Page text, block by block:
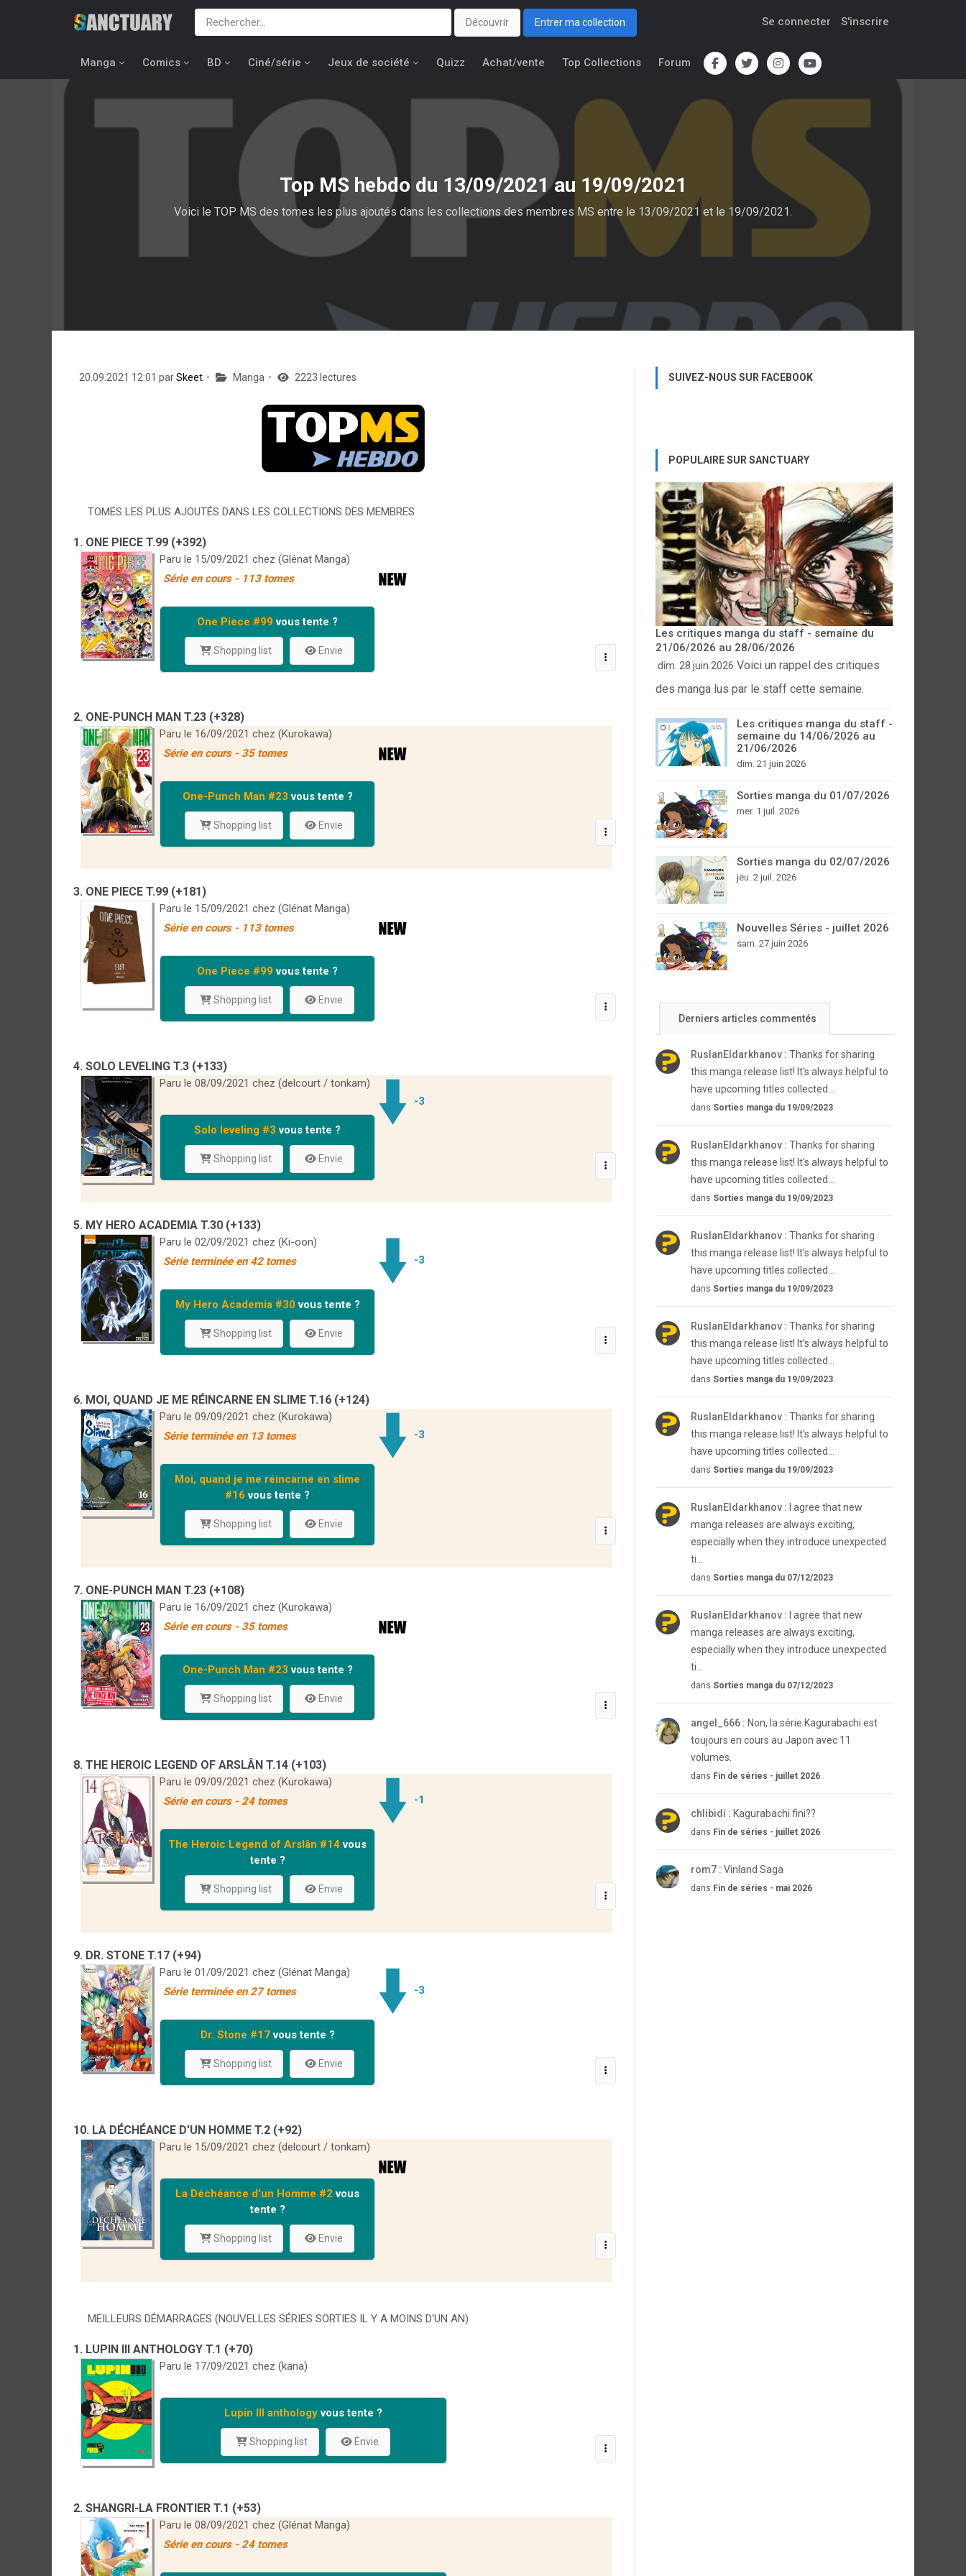
Découvrir Entrer ma collection Se connecter S'inscrire
Manga Comics BD Ciné/série Jeux de société Quizz Achat/vente Top Collections Forum
Top MS hebdo du 13/09/2021 au 19/09/2021
Voici le TOP MS des tomes les plus ajoutés dans les collections des membres MS entre le 13/09/2021 et le 19/09/2021.
20.09.2021 12:01 parSkeet Manga 2223 lectures
TOMES LES PLUS AJOUTÉS DANS LES COLLECTIONS DES MEMBRES
1. ONE PIECE T.99 (+392)
Paru le 15/09/2021 chez (Glénat Manga)
Série en cours - 113 tomes
One Piece #99vous tente ?
Shopping list Envie
2. ONE-PUNCH MAN T.23 (+328)
Paru le 16/09/2021 chez (Kurokawa)
Série en cours - 35 tomes
One-Punch Man #23 vous tente ?
Shopping list Envie
3. ONE PIECE T.99 (+181)
Paru le 15/09/2021 chez (Glénat Manga)
Série en cours - 113 tomes
One Piece #99vous tente ?
Shopping list Envie
4. SOLO LEVELING T.3 (+133)
Paru le 08/09/2021 chez (delcourt / tonkam)
Solo leveling #3 vous tente ?
Shopping list Envie
-3
5. MY HERO ACADEMIA T.30 (+133)
Paru le 02/09/2021 chez (Ki-oon)
Série terminée en 42 tomes
My Hero Academia #30vous tente ?
Shopping list Envie
-3
6. MOI, QUAND JE ME RÉINCARNE EN SLIME T.16 (+124)
Paru le 09/09/2021 chez (Kurokawa)
Série terminée en 13 tomes
Moi, quand je me réincarne en slime
#16 vous tente ?
Shopping list Envie
-3
7. ONE-PUNCH MAN T.23 (+108)
Paru le 16/09/2021 chez (Kurokawa)
Série en cours - 35 tomes
One-Punch Man #23 vous tente ?
Shopping list Envie
8. THE HEROIC LEGEND OF ARSLÂN T.14 (+103)
Paru le 09/09/2021 chez (Kurokawa)
Série en cours - 24 tomes
The Heroic Legend of Arslân #14vous
tente ?
Shopping list Envie
-1
9. DR. STONE T.17 (+94)
Paru le 01/09/2021 chez (Glénat Manga)
Série terminée en 27 tomes
Dr. Stone #17vous tente ?
Shopping list Envie
-3
10. LA DÉCHÉANCE D'UN HOMME T.2 (+92)
Paru le 15/09/2021 chez (delcourt / tonkam)
La Déchéance d'un Homme #2 vous
tente ?
Shopping list Envie
MEILLEURS DÉMARRAGES (NOUVELLES SÉRIES SORTIES IL Y A MOINS D'UN AN)
1. LUPIN III ANTHOLOGY T.1 (+70)
Paru le 17/09/2021 chez (kana)
Lupin III anthologyvous tente ?
Shopping list Envie
2. SHANGRI-LA FRONTIER T.1 (+53)
Paru le 08/09/2021 chez (Glénat Manga)
Série en cours - 24 tomes
SUIVEZ-NOUS SUR FACEBOOK
POPULAIRE SUR SANCTUARY
Les critiques manga du staff - semaine du
21/06/2026 au 28/06/2026
dim. 28 juin 2026 Voici un rappel des critiques
des manga lus par le staff cette semaine.
Les critiques manga du staff -
semaine du 14/06/2026 au
21/06/2026
dim. 21 juin 2026
Sorties manga du 01/07/2026
mer. 1 juil. 2026
Sorties manga du 02/07/2026
jeu. 2 juil. 2026
Nouvelles Séries - juillet 2026
sam. 27 juin 2026
Derniers articles commentés
RuslanEldarkhanov : Thanks for sharing
this manga release list! It's always helpful to
have upcoming titles collected...
dans Sorties manga du 19/09/2023
RuslanEldarkhanov : Thanks for sharing
this manga release list! It's always helpful to
have upcoming titles collected...
dans Sorties manga du 19/09/2023
RuslanEldarkhanov : Thanks for sharing
this manga release list! It's always helpful to
have upcoming titles collected...
dans Sorties manga du 19/09/2023
RuslanEldarkhanov : Thanks for sharing
this manga release list! It's always helpful to
have upcoming titles collected...
dans Sorties manga du 19/09/2023
RuslanEldarkhanov : Thanks for sharing
this manga release list! It's always helpful to
have upcoming titles collected...
dans Sorties manga du 19/09/2023
RuslanEldarkhanov :
I agree that new
manga releases are always exciting,
especially when they introduce unexpected
ti...
dans Sorties manga du 07/12/2023
RuslanEldarkhanov :
I agree that new
manga releases are always exciting,
especially when they introduce unexpected
ti...
dans Sorties manga du 07/12/2023
angel_666 : Non, la série Kagurabachi est
toujours en cours au Japon avec 11
volumes.
dans Fin de séries - juillet 2026
chlibidi : Kagurabachi fini??
dans Fin de séries - juillet 2026
rom7 : Vinland Saga
dans Fin de séries - mai 2026